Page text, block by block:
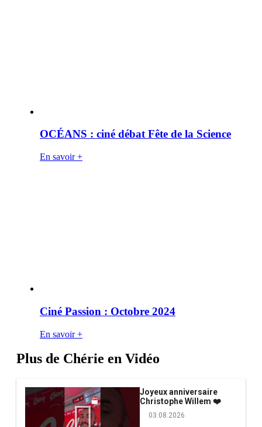
OCÉANS : ciné débat Fête de la Science
En savoir +
Ciné Passion : Octobre 2024
En savoir +
Plus de Chérie en Vidéo
Joyeux anniversaire
Christophe Willem ❤️
03.08.2026